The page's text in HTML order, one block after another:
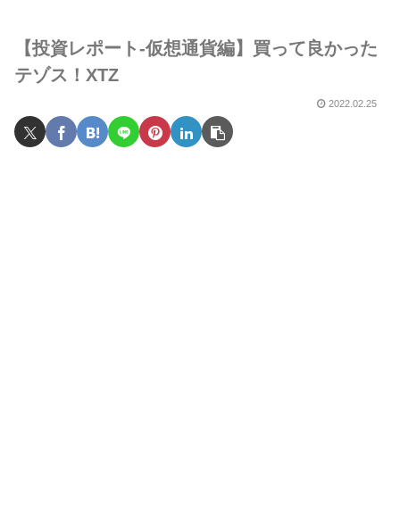
【投資レポート-仮想通貨編】買って良かった
テゾス！XTZ
2022.02.25